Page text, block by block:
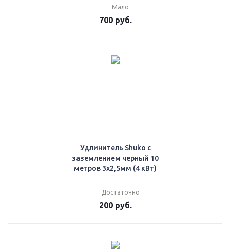
Мало
700руб.
Удлинитель Shuko с
заземлением черный 10
метров 3х2,5мм (4 кВт)
Достаточно
200руб.